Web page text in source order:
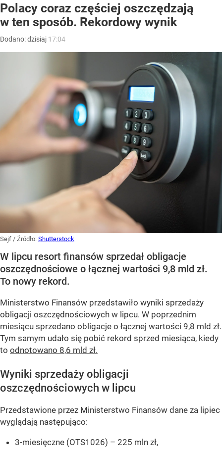
Polacy coraz częściej oszczędzają
w ten sposób. Rekordowy wynik
Dodano:dzisiaj 17:04
Sejf / Źródło: Shutterstock
W lipcu resort finansów sprzedał obligacje
oszczędnościowe o łącznej wartości 9,8 mld zł.
To nowy rekord.
Ministerstwo Finansów przedstawiło wyniki sprzedaży
obligacji oszczędnościowych w lipcu. W poprzednim
miesiącu sprzedano obligacje o łącznej wartości 9,8 mld zł.
Tym samym udało się pobić rekord sprzed miesiąca, kiedy
to odnotowano 8,6 mld zł.
Wyniki sprzedaży obligacji
oszczędnościowych w lipcu
Przedstawione przez Ministerstwo Finansów dane za lipiec
wyglądają następująco:
3-miesięczne (OTS1026) – 225 mln zł,